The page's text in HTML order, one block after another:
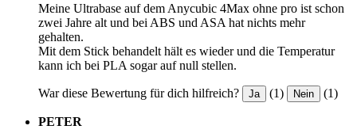
Meine Ultrabase auf dem Anycubic 4Max ohne pro ist schon
zwei Jahre alt und bei ABS und ASA hat nichts mehr
gehalten.
Mit dem Stick behandelt hält es wieder und die Temperatur
kann ich bei PLA sogar auf null stellen.
War diese Bewertung für dich hilfreich? Ja (1) Nein (1)
PETER